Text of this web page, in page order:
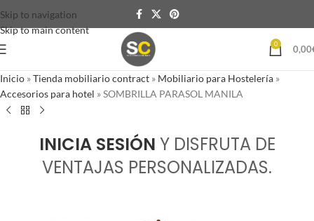
Skip to navigation
Skip to main content
0 0,00
Inicio »Tienda mobiliario contract » Mobiliario para Hostelería »
Accesorios para hotel »SOMBRILLA PARASOL MANILA
INICIA SESIÓN Y DISFRUTA DE
VENTAJAS PERSONALIZADAS.